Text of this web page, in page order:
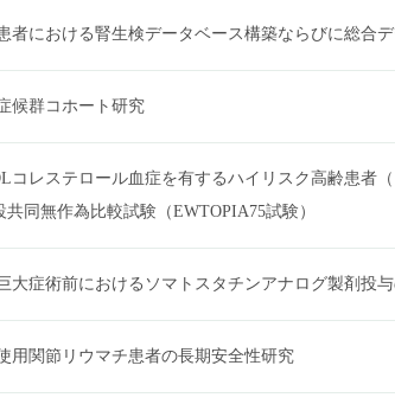
者における腎生検データベース構築ならびに総合
候群コホート研究
コレステロール血症を有するハイリスク高齢患者
同無作為比較試験（EWTOPIA75試験）
大症術前におけるソマトスタチンアナログ製剤投
用関節リウマチ患者の長期安全性研究